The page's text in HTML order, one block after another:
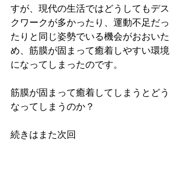
すが、現代の生活ではどうしてもデス
クワークが多かったり、運動不足だっ
たりと同じ姿勢でいる機会がおおいた
め、筋膜が固まって癒着しやすい環境
になってしまったのです。
筋膜が固まって癒着してしまうとどう
なってしまうのか？
続きはまた次回